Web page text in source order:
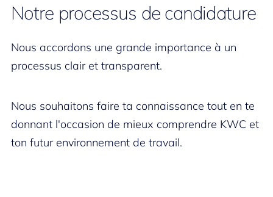
Notre processus de candidature
Nous accordons une grande importance à un
processus clair et transparent.
Nous souhaitons faire ta connaissance tout en te
donnant l'occasion de mieux comprendre KWC et
ton futur environnement de travail.